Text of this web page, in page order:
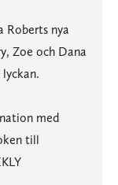
Roberts nya
Zoe och Dana
med
till